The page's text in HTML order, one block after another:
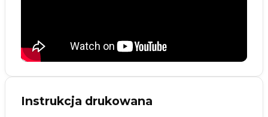
Instrukcja drukowana